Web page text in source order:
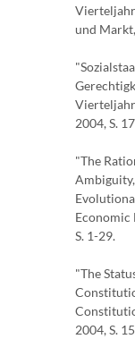
und
2004, S.
"The
Economic
S. 1-29.
"The
2004, S.